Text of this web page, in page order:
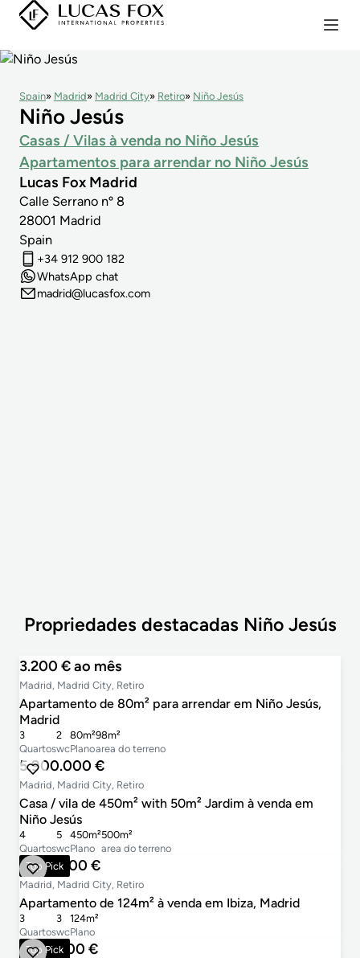
Spain Madrid Madrid City Retiro Niño Jesús
Niño Jesús
Casas / Vilas à venda no Niño Jesús
Apartamentos para arrendar no Niño Jesús
Lucas Fox Madrid
Calle Serrano nº 8
28001 Madrid
Spain
+34 912 900 182
WhatsApp chat
madrid@lucasfox.com
Propriedades destacadas Niño Jesús
3.200 € ao mês
Madrid, Madrid City, Retiro
Apartamento de 80m² para arrendar em Niño Jesús,
Madrid
Quartos
3
wc
2
Plano
80m²
area do terreno
98m²
5.900.000 €
Madrid, Madrid City, Retiro
Casa / vila de 450m² with 50m² Jardim à venda em
Niño Jesús
Quartos
4
wc
5
Plano
450m²
area do terreno
500m²
Top Pick
1.390.000 €
Madrid, Madrid City, Retiro
Apartamento de 124m² à venda em Ibiza, Madrid
Quartos
3
wc
3
Plano
124m²
Top Pick
1.148.000 €